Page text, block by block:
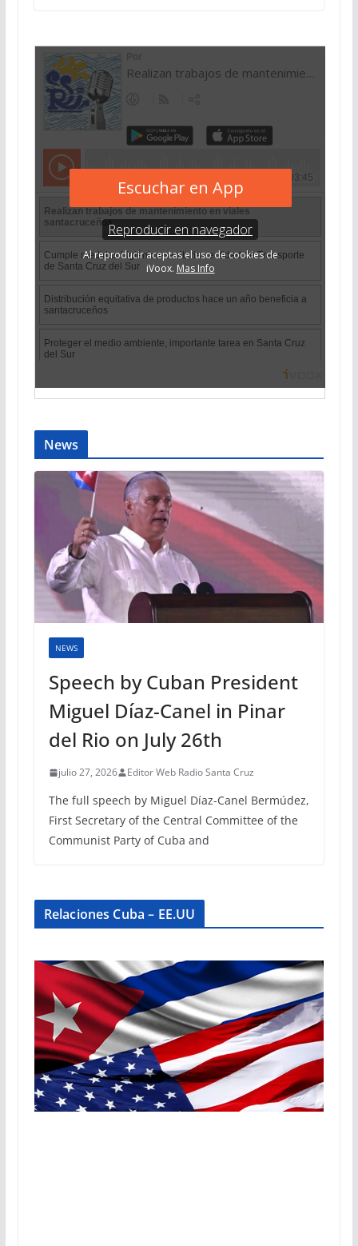
News
NEWS
Speech by Cuban President
Miguel Díaz-Canel in Pinar
del Rio on July 26th
julio 27, 2026 Editor Web Radio Santa Cruz
The full speech by Miguel Díaz-Canel Bermúdez,
First Secretary of the Central Committee of the
Communist Party of Cuba and
Relaciones Cuba – EE.UU